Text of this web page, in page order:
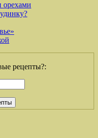
орехами
рецепты?: